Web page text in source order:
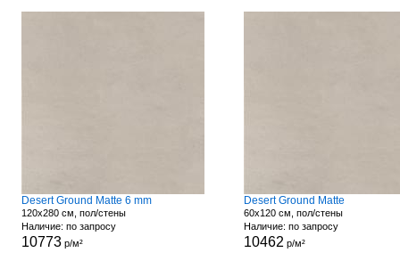
Desert Ground Matte 6 mm
120x280 см, пол/стены
Наличие: по запросу
10773р/м²
Desert Ground Matte
60x120 см, пол/стены
Наличие: по запросу
10462 р/м²